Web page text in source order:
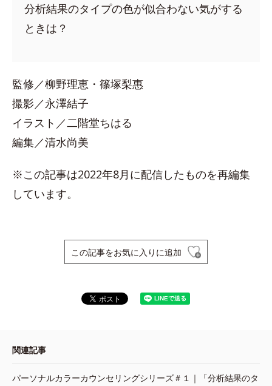
分析結果のタイプの色が似合わない気がする
ときは？
監修／柳野理恵・篠塚梨惠
撮影／永澤結子
イラスト／二階堂ちはる
編集／清水尚美
※この記事は2022年8月に配信したものを再編集
しています。
この記事をお気に入りに追加
関連記事
パーソナルカラーカウンセリングシリーズ＃１｜「分析結果のタ